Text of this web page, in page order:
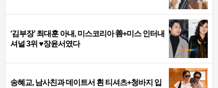
‘김부장’ 최대훈 아내, 미스코리아 善+미스 인터내
셔널 3위 ♥장윤서였다
송혜교, 남사친과 데이트서 흰 티셔츠+청바지 입